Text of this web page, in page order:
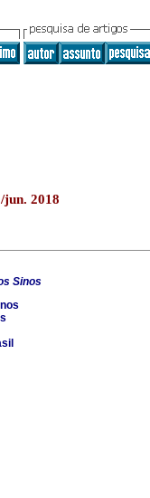
jun. 2018
Sinos